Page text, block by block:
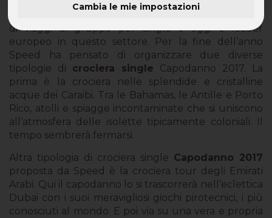
Cambia le mie impostazioni
Speed da oltre 10 anni si occupa dell’organizzazione
di viaggi di gruppo per single e oggi è leader
europeo in questo settore. Per la fine dell’anno
Speed ha pensato di organizzare due diverse
tipologie di crociera single Capodanno 2017. La
prima è la crociera nelle splendide e cristalline
acque dei Caraibi. Tra le Bahamas, le Antille e Porto
Rico, atolli e spiagge incontaminate che si uniscono
all’atmosfera delle isolette tipicamente coloniali. Il
tempo sembrerà fermarsi.
Altra tipologia di crociera single Capodanno 2017
proposta da Speed è la crociera tour degli Emirati
Arabi. Qui il capodanno lo si trascorrerà nell’eclettica
Dubai con i suoi meravigliosi giochi pirotecnici, i più
conosciuti al mondo. E poi via su una vera e propria